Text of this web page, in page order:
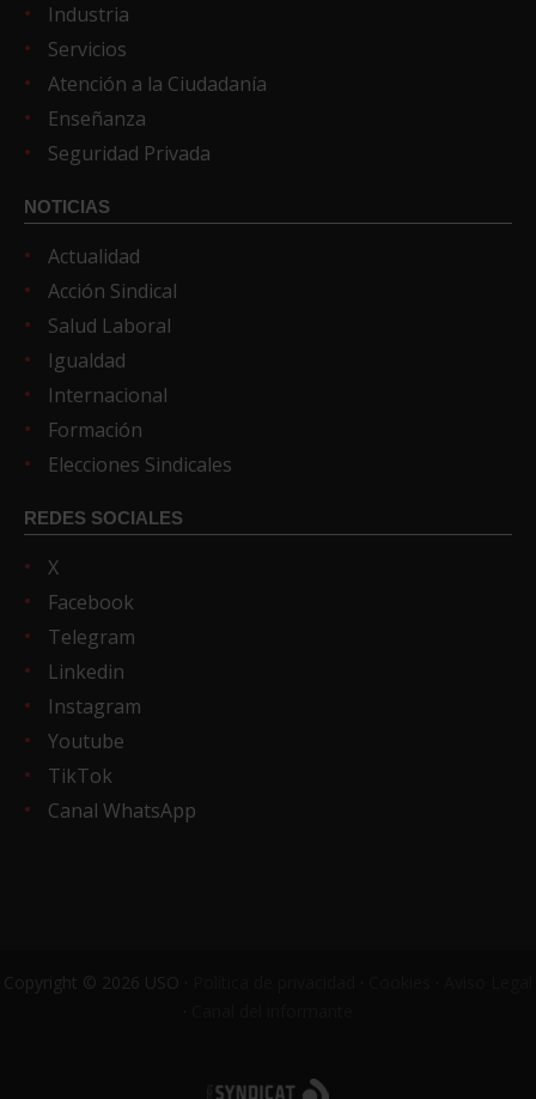
Industria
Servicios
Atención a la Ciudadanía
Enseñanza
Seguridad Privada
NOTICIAS
Actualidad
Acción Sindical
Salud Laboral
Igualdad
Internacional
Formación
Elecciones Sindicales
REDES SOCIALES
X
Facebook
Telegram
Linkedin
Instagram
Youtube
TikTok
Canal WhatsApp
Copyright © 2026 USO ·